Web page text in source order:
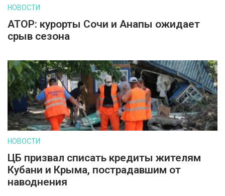
НОВОСТИ
АТОР: курорты Сочи и Анапы ожидает
срыв сезона
НОВОСТИ
ЦБ призвал списать кредиты жителям
Кубани и Крыма, пострадавшим от
наводнения